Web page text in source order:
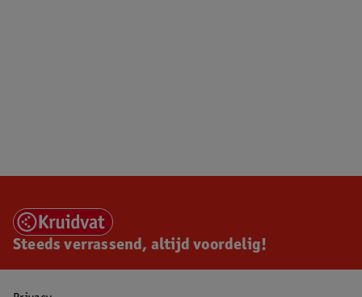
Steeds verrassend, altijd voordelig!